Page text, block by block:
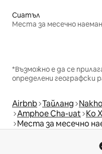
Сиатъл
Места за месечно
*Възможно е да се
определени географски
Airbnb Тайланд
Amphoe Cha-uat Ко
Места за месечно